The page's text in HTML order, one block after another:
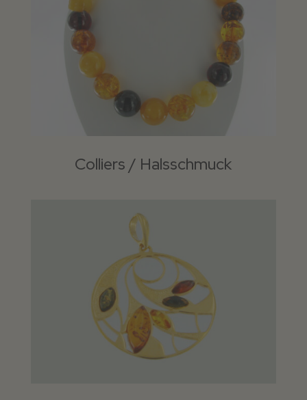
Colliers / Halsschmuck